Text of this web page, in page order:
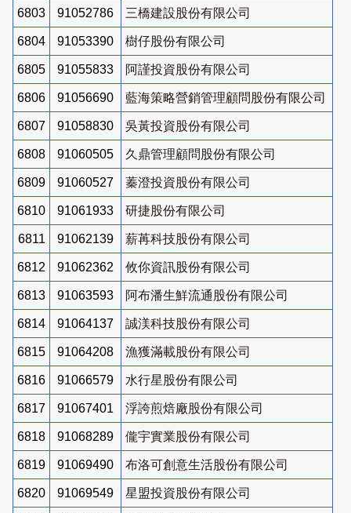
6803 91052786 三橋建設股份有限公司
6804 91053390 樹仔股份有限公司
6805 91055833 阿謹投資股份有限公司
6806 91056690 藍海策略營銷管理顧問股份有限公司
6807 91058830 吳黃投資股份有限公司
6808 91060505 久鼎管理顧問股份有限公司
6809 91060527 蓁澄投資股份有限公司
6810 91061933 研捷股份有限公司
6811 91062139 薪苒科技股份有限公司
6812 91062362 攸你資訊股份有限公司
6813 91063593 阿布潘生鮮流通股份有限公司
6814 91064137 誠渼科技股份有限公司
6815 91064208 漁獲滿載股份有限公司
6816 91066579 水行星股份有限公司
6817 91067401 浮誇煎焙廠股份有限公司
6818 91068289 儱宇實業股份有限公司
6819 91069490 布洛可創意生活股份有限公司
6820 91069549 星盟投資股份有限公司